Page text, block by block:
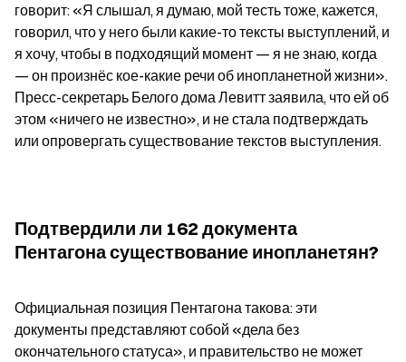
говорит: «Я слышал, я думаю, мой тесть тоже, кажется,
говорил, что у него были какие-то тексты выступлений, и
я хочу, чтобы в подходящий момент — я не знаю, когда
— он произнёс кое-какие речи об инопланетной жизни».
Пресс-секретарь Белого дома Левитт заявила, что ей об
этом «ничего не известно», и не стала подтверждать
или опровергать существование текстов выступления.
Подтвердили ли 162 документа
Пентагона существование инопланетян?
Официальная позиция Пентагона такова: эти
документы представляют собой «дела без
окончательного статуса», и правительство не может